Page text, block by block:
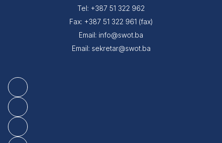
Tel: +387 51 322 962
Fax: +387 51 322 961 (fax)
Email: info@swot.ba
Email: sekretar@swot.ba